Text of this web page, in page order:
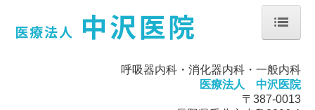
呼吸器内科・消化器内科・一般内科
医療法人 中沢医院
〒387-0013